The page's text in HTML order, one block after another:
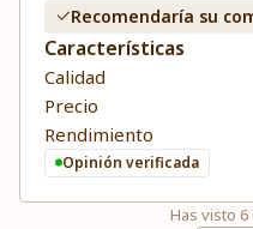
Recomendaría su
Características
Calidad
Precio
Rendimiento
Opinión verificada
Has visto 6